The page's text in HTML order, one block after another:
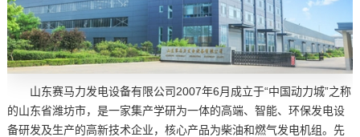
山东赛马力发电设备有限公司2007年6月成立于“中国动力城”之称
的山东省潍坊市，是一家集产学研为一体的高端、智能、环保发电设
备研发及生产的高新技术企业，核心产品为柴油和燃气发电机组。先